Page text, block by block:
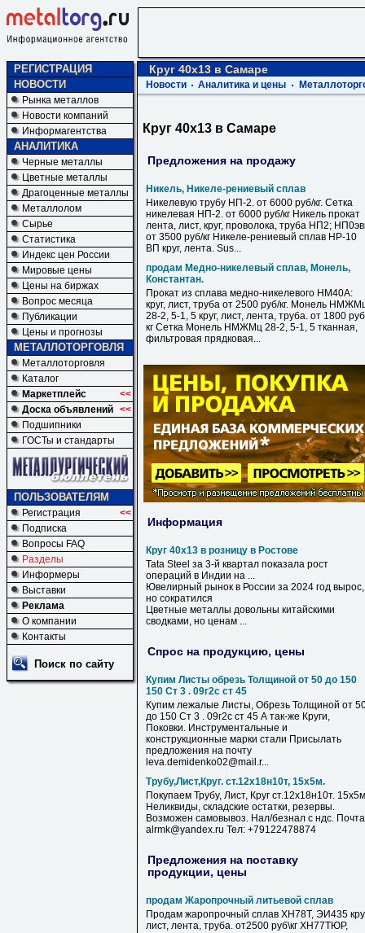
РЕГИСТРАЦИЯ
НОВОСТИ
Рынка металлов
Новости компаний
Информагентства
АНАЛИТИКА
Черные металлы
Цветные металлы
Драгоценные металлы
Металлолом
Сырье
Статистика
Индекс цен России
Мировые цены
Цены на биржах
Вопрос месяца
Публикации
Цены и прогнозы
МЕТАЛЛОТОРГОВЛЯ
Металлоторговля
Каталог
Маркетплейс
<<
Доска объявлений <<
Подшипники
ГОСТы и стандарты
ПОЛЬЗОВАТЕЛЯМ
Регистрация
<<
Подписка
Вопросы FAQ
Разделы
Информеры
Выставки
Реклама
О компании
Контакты
Поиск по сайту
Круг 40х13 в Самаре
Новости Аналитика и цены
Круг 40х13 в Самаре
Предложения на продажу
Никель, Никеле-рениевый сплав
Никелевую трубу НП-2. от 6000 руб/кг. Сетка
никелевая НП-2. от 6000 руб/кг Никель прокат
лента, лист, круг, проволока, труба НП2;
от 3500 руб/кг Никеле-рениевый сплав НР-10
ВП круг, лента. Sus...
продам Медно-никелевый сплав, Монель,
Константан.
Прокат из сплава медно-никелевого НМ40А:
круг, лист, труба от 2500 руб/кг. Монель
28-2, 5-1, 5 круг, лист, лента, труба. от 1800
кг Сетка Монель НМЖМц 28-2, 5-1, 5 тканная,
фильтровая прядковая...
Информация
Круг 40х13 в розницу в Ростове
Tata Steel за 3-й квартал показала рост
операций в Индии на ...
Ювелирный рынок в России за 2024 год вырос,
но сократился
Цветные металлы довольны китайскими
сводками, но ценам ...
Спрос на продукцию, цены
Купим Листы обрезь Толщиной от 50 до 150
150 Ст 3 . 09г2с ст 45
Купим лежалые Листы, Обрезь Толщиной от
до 150 Ст 3 . 09г2с ст 45 А так-же Круги,
Поковки. Инструментальные и
конструкционные марки стали Присылать
предложения на почту
leva.demidenko02@mail.r...
Трубу,Лист,Круг. ст.12х18н10т, 15х5м.
Покупаем Трубу, Лист, Круг ст.12х18н10т.
Неликвиды, складские остатки, резервы.
Возможен самовывоз. Нал/безнал с ндс.
alrmk@yandex.ru Тел: +79122478874
Предложения на поставку
продукции, цены
продам Жаропрочный литьевой сплав
Продам жаропрочный сплав ХН78Т, ЭИ435
лист, лента, труба. от2500 руб\кг ХН77ТЮР,